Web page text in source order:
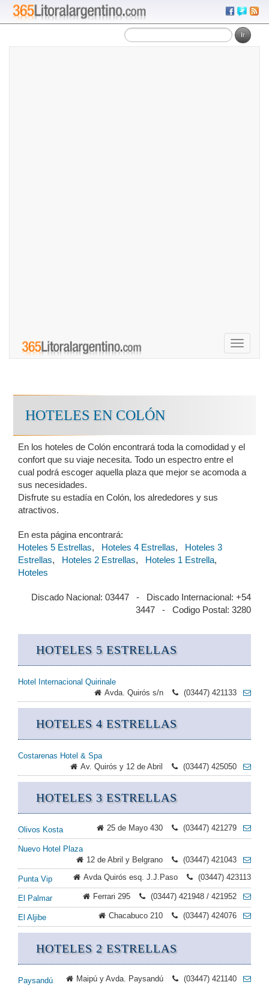
Toggle
HOTELES EN COLÓN
En los hoteles de Colón encontrará toda la comodidad y el
confort que su viaje necesita. Todo un espectro entre el
cual podrá escoger aquella plaza que mejor se acomoda a
sus necesidades.
Disfrute su estadía en Colón, los alrededores y sus
atractivos.
En esta página encontrará:
Hoteles 5 Estrellas, Hoteles 4 Estrellas, Hoteles 3
Estrellas, Hoteles 2 Estrellas, Hoteles 1 Estrella,
Hoteles
Discado Nacional: 03447 - Discado Internacional: +54
3447 - Codigo Postal: 3280
HOTELES 5 ESTRELLAS
Hotel Internacional Quirinale
Avda. Quirós s/n
(03447) 421133
HOTELES 4 ESTRELLAS
Costarenas Hotel & Spa
Av. Quirós y 12 de Abril
(03447) 425050
HOTELES 3 ESTRELLAS
Olivos Kosta 25 de Mayo 430 (03447) 421279
Nuevo Hotel Plaza
12 de Abril y Belgrano
(03447) 421043
Punta Vip Avda Quirós esq. J.J.Paso (03447) 423113
El Palmar Ferrari 295 (03447) 421948 / 421952
El Aljibe Chacabuco 210 (03447) 424076
HOTELES 2 ESTRELLAS
Paysandú Maipú y Avda. Paysandú (03447) 421140